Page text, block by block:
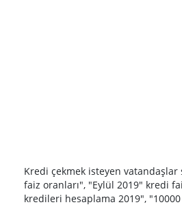
Kredi çekmek isteyen vatandaşlar
faiz oranları", "Eylül 2019" kredi
kredileri hesaplama 2019",